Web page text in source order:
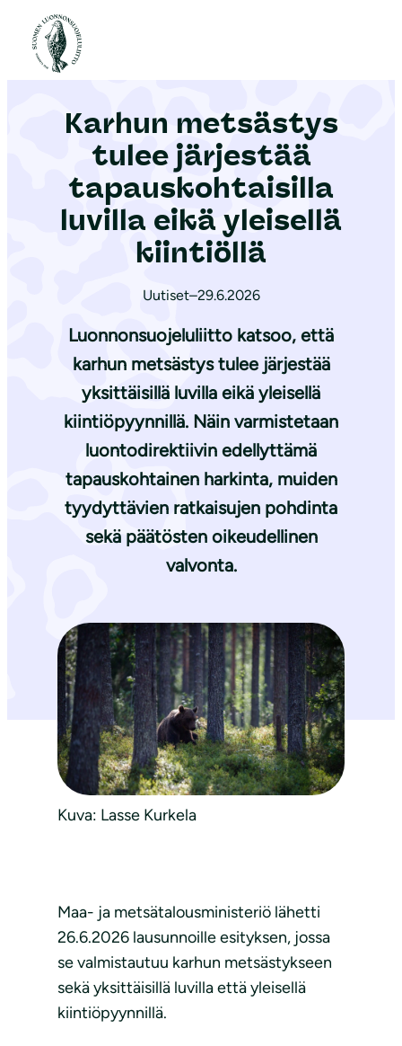
Etusivu
Karhun metsästys
tulee järjestää
tapauskohtaisilla
luvilla eikä yleisellä
kiintiöllä
Uutiset–29.6.2026
Luonnonsuojeluliitto katsoo, että
karhun metsästys tulee järjestää
yksittäisillä luvilla eikä yleisellä
kiintiöpyynnillä. Näin varmistetaan
luontodirektiivin edellyttämä
tapauskohtainen harkinta, muiden
tyydyttävien ratkaisujen pohdinta
sekä päätösten oikeudellinen
valvonta.
Kuva: Lasse Kurkela
Maa- ja metsätalousministeriö lähetti
26.6.2026 lausunnoille esityksen, jossa
se valmistautuu karhun metsästykseen
sekä yksittäisillä luvilla että yleisellä
kiintiöpyynnillä.